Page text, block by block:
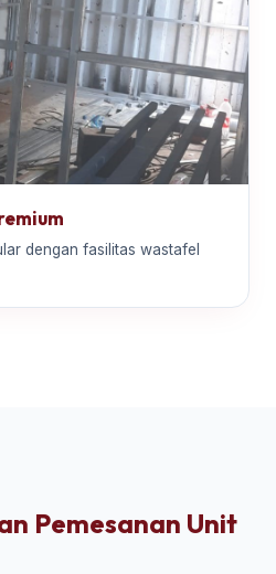
dengan fasilitas wastafel
Pemesanan Unit